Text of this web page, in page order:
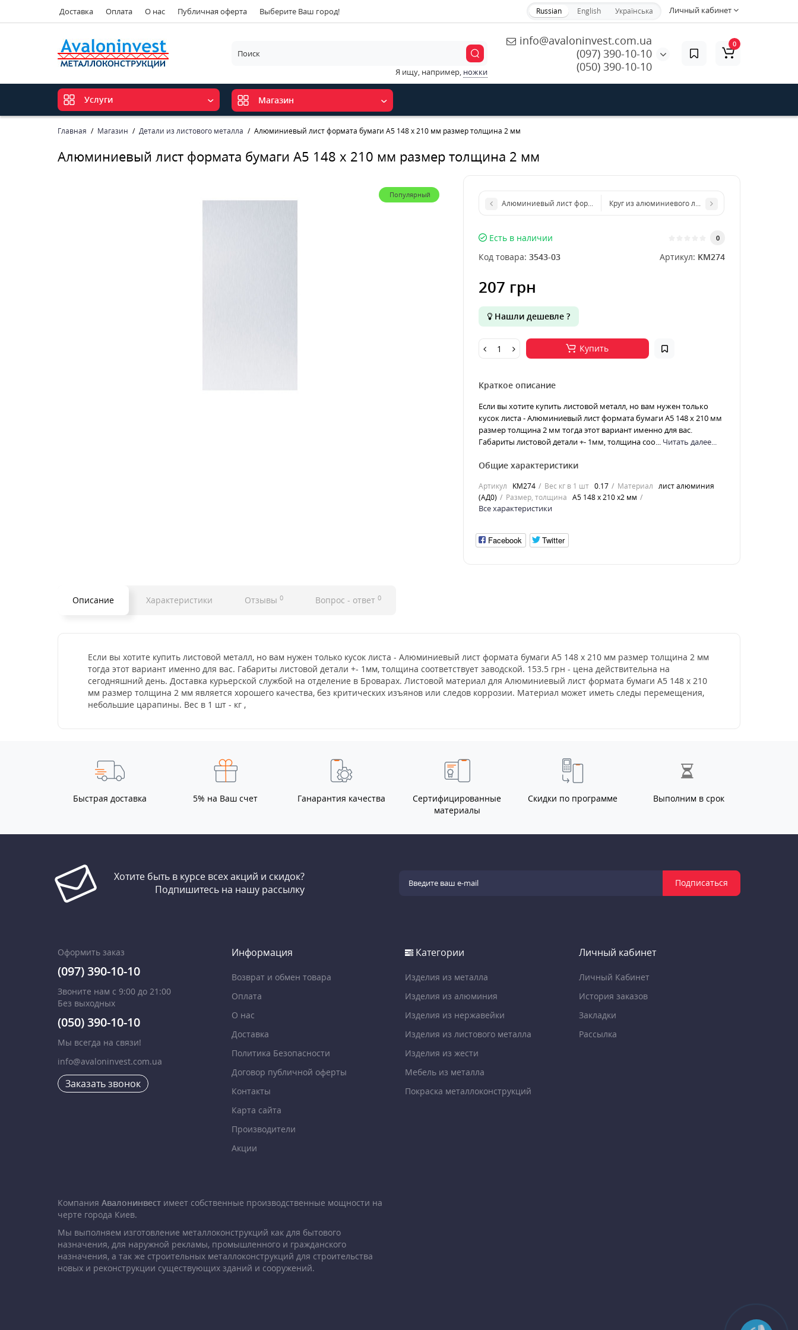
Доставка Оплата О нас Публичная оферта Выберите Ваш город! Личный кабинет
Russian English Українська
info@avaloninvest.com.ua
(097) 390-10-10
(050) 390-10-10
Я ищу, например, ножки
0
Услуги Магазин
Главная Магазин Детали из листового металла Алюминиевый лист формата бумаги А5 148 х 210 мм размер толщина 2 мм
Алюминиевый лист формата бумаги А5 148 х 210 мм размер толщина 2 мм
Популярный
Алюминиевый лист формата бумаги А4 210 х 297 мм размер толщина 2 мм
Круг из алюминиевого листа d 200 мм диаметр
Есть в наличии 0
Код товара: 3543-03 Артикул: KM274
207 грн
Нашли дешевле ?
Купить
Краткое описание
Если вы хотите купить листовой металл, но вам нужен только
кусок листа - Алюминиевый лист формата бумаги А5 148 х 210 мм
размер толщина 2 мм тогда этот вариант именно для вас.
Габариты листовой детали +- 1мм, толщина соо... Читать далее...
Общие характеристики
Артикул KM274 Вес кг в 1 шт 0.17 Материал лист алюминия
(АД0)
Размер, толщина А5 148 х 210 х2 мм
Все характеристики
Facebook Twitter
Описание Характеристики Отзывы 0 Вопрос - ответ 0
Если вы хотите купить листовой металл, но вам нужен только кусок листа - Алюминиевый лист формата бумаги А5 148 х 210 мм размер толщина 2 мм
тогда этот вариант именно для вас. Габариты листовой детали +- 1мм, толщина соответствует заводской. 153.5 грн - цена действительна на
сегодняшний день. Доставка курьерской службой на отделение в Броварах. Листовой материал для Алюминиевый лист формата бумаги А5 148 х 210
мм размер толщина 2 мм является хорошего качества, без критических изъянов или следов коррозии. Материал может иметь следы перемещения,
небольшие царапины. Вес в 1 шт - кг ,
Быстрая доставка 5% на Ваш счет Ганарантия качества
Сертифицированные
материалы
Скидки по программе Выполним в срок
Хотите быть в курсе всех акций и скидок?
Подпишитесь на нашу рассылку
Подписаться
Оформить заказ
(097) 390-10-10
Звоните нам с 9:00 до 21:00
Без выходных
(050) 390-10-10
Мы всегда на связи!
info@avaloninvest.com.ua
Заказать звонок
Информация
Возврат и обмен товара
Оплата
О нас
Доставка
Политика Безопасности
Договор публичной оферты
Контакты
Карта сайта
Производители
Акции
Категории
Изделия из металла
Изделия из алюминия
Изделия из нержавейки
Изделия из листового металла
Изделия из жести
Мебель из металла
Покраска металлоконструкций
Личный кабинет
Личный Кабинет
История заказов
Закладки
Рассылка
Компания Авалонинвест имеет собственные производственные мощности на
черте города Киев.
Мы выполняем изготовление металлоконструкций как для бытового
назначения, для наружной рекламы, промышленного и гражданского
назначения, а так же строительных металлоконструкций для строительства
новых и реконструкции существующих зданий и сооружений.